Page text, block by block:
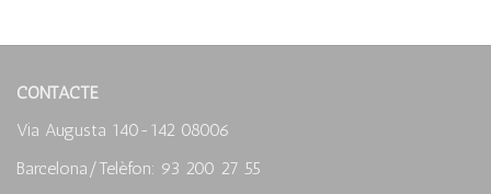
CONTACTE
Via Augusta 140-142 08006
Barcelona/Telèfon: 93 200 27 55